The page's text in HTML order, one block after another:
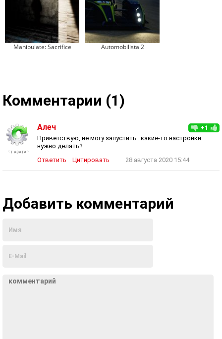
Manipulate: Sacrifice Automobilista 2
Комментарии (1)
+1
Алеч
Приветствую, не могу запустить.. какие-то настройки
нужно делать?
Ответить
Цитировать 28 августа 2020 15:44
Добавить комментарий